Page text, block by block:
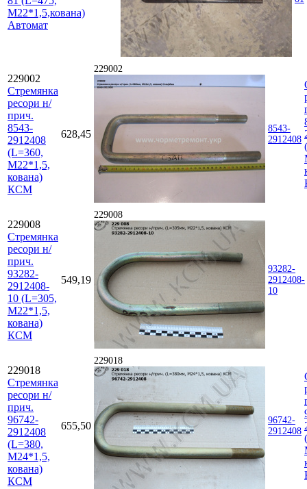
М22*1,5,кована)
Автомат
229002
Стремянка
ресори н/
прич.
8543-
2912408
(L=360,
М22*1,5,
кована)
КСМ
628,45
229002
8543-
2912408
229008
Стремянка
ресори н/
прич.
93282-
2912408-
10 (L=305,
М22*1,5,
кована)
КСМ
549,19
229008
93282-
2912408-
10
229018
Стремянка
ресори н/
прич.
96742-
2912408
(L=380,
М24*1,5,
кована)
КСМ
655,50
229018
96742-
2912408